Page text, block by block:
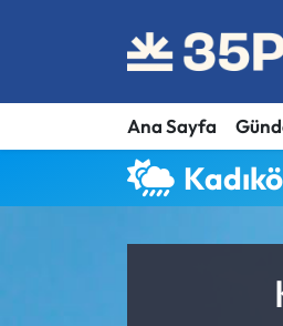
Ana Sayfa